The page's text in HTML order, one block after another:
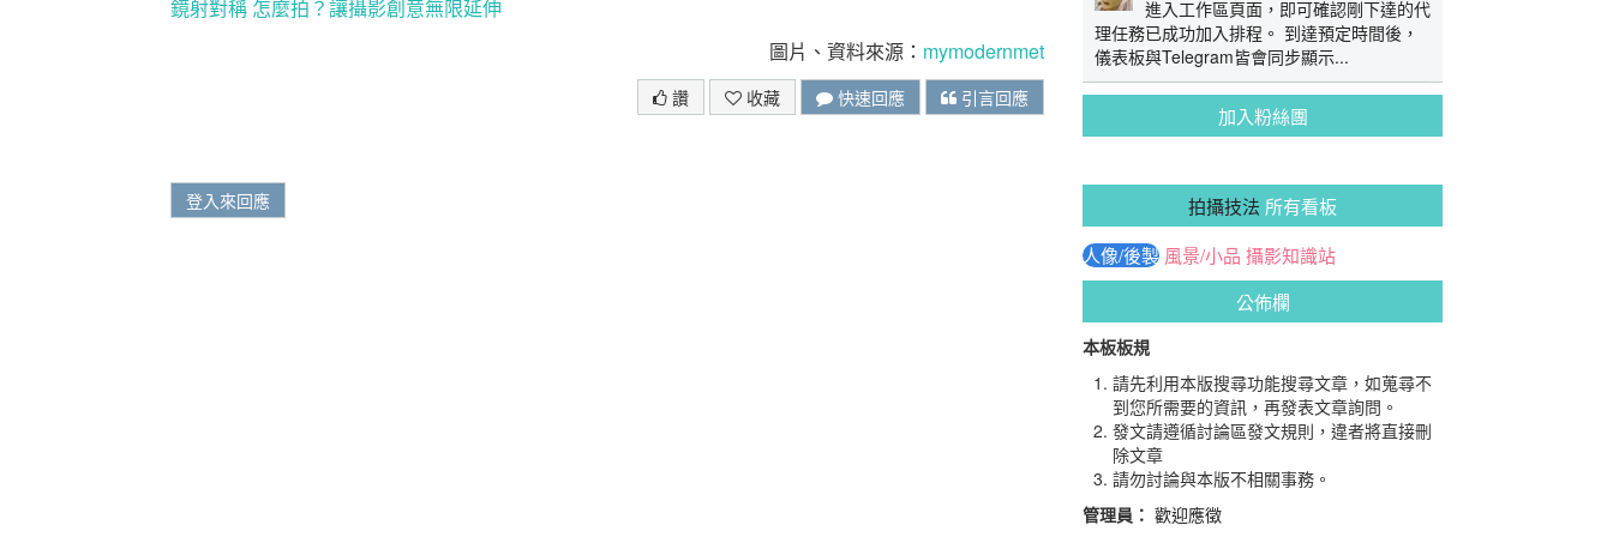
鏡射對稱 怎麼拍？讓攝影創意無限延伸
圖片、資料來源： mymodernmet
讚 收藏 快速回應 引言回應
登入來回應
進入工作區頁面，即可確認剛下達的代
理任務已成功加入排程。 到達預定時間後，
儀表板與Telegram皆會同步顯示...
加入粉絲團
拍攝技法 所有看板
人像/後製 風景/小品 攝影知識站
公佈欄
本板板規
請先利用本版搜尋功能搜尋文章，如蒐尋不
到您所需要的資訊，再發表文章詢問。
發文請遵循討論區發文規則，違者將直接刪
除文章
請勿討論與本版不相關事務。
管理員： 歡迎應徵